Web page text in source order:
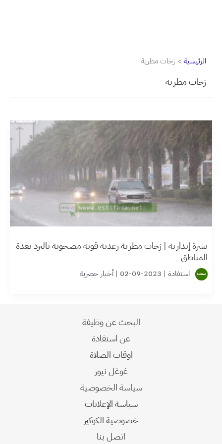
الرئيسية زخات مطرية
زخات مطرية
نشرة إنذارية | زخات مطرية رعدية قوية مصحوبة بالبرد بعدة
المناطق
استفادة |
2023-09-02
|أخبار حصرية
البحث عن وظيفة
عن استفادة
اوقات الصلاة
غوغل نيوز
سياسة الخصوصية
سياسة الإعلانات
خصوصية الكوكيز
اتصل بنا